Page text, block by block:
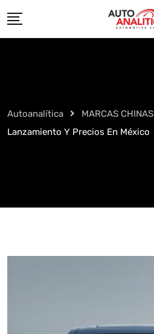
to
Autoanalítica MARCAS CHINAS
Lanzamiento Y Precios En México